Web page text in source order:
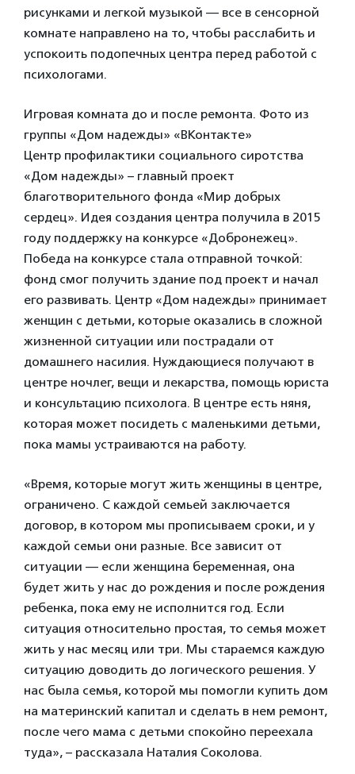
рисунками и легкой музыкой — все в сенсорной
комнате направлено на то, чтобы расслабить и
успокоить подопечных центра перед работой с
психологами.
Игровая комната до и после ремонта. Фото из
группы «Дом надежды» «ВКонтакте»
Центр профилактики социального сиротства
«Дом надежды» – главный проект
благотворительного фонда «Мир добрых
сердец». Идея создания центра получила в 2015
году поддержку на конкурсе «Добронежец».
Победа на конкурсе стала отправной точкой:
фонд смог получить здание под проект и начал
его развивать. Центр «Дом надежды» принимает
женщин с детьми, которые оказались в сложной
жизненной ситуации или пострадали от
домашнего насилия. Нуждающиеся получают в
центре ночлег, вещи и лекарства, помощь юриста
и консультацию психолога. В центре есть няня,
которая может посидеть с маленькими детьми,
пока мамы устраиваются на работу.
«Время, которые могут жить женщины в центре,
ограничено. С каждой семьей заключается
договор, в котором мы прописываем сроки, и у
каждой семьи они разные. Все зависит от
ситуации — если женщина беременная, она
будет жить у нас до рождения и после рождения
ребенка, пока ему не исполнится год. Если
ситуация относительно простая, то семья может
жить у нас месяц или три. Мы стараемся каждую
ситуацию доводить до логического решения. У
нас была семья, которой мы помогли купить дом
на материнский капитал и сделать в нем ремонт,
после чего мама с детьми спокойно переехала
туда», – рассказала Наталия Соколова.